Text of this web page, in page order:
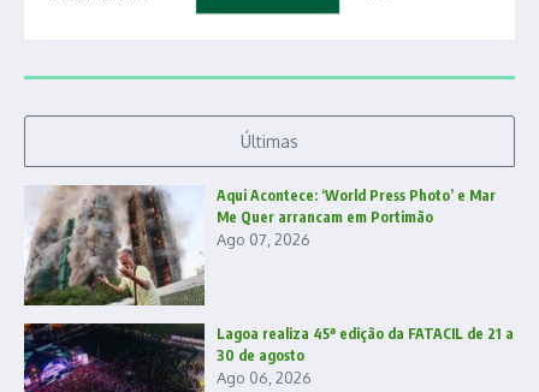
Últimas
Aqui Acontece: ‘World Press Photo’ e Mar
Me Quer arrancam em Portimão
Ago 07, 2026
Lagoa realiza 45ª edição da FATACIL de 21 a
30 de agosto
Ago 06, 2026